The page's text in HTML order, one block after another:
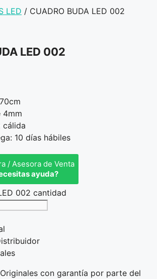
LED / CUADRO BUDA LED 002
LED 002
4mm
cálida
10 días hábiles
/ Asesora de Venta
ayuda?
002 cantidad
con garantía por parte del